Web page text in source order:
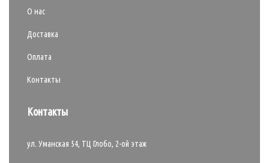
О нас
Доставка
Оплата
Контакты
Контакты
ул. Уманская 54, ТЦ Глобо, 2-ой этаж